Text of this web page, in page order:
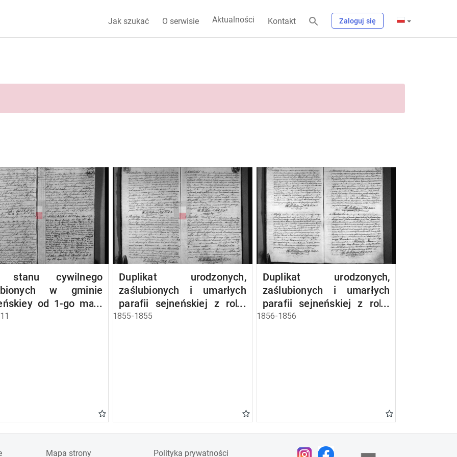
Jak szukać O serwisie Aktualności Kontakt Zaloguj się
stanu cywilnego
w gminie
od 1-go maja
Duplikat urodzonych,
zaślubionych i umarłych
parafii sejneńskiej z roku
1855
1855-1855
Duplikat urodzonych,
zaślubionych i umarłych
parafii sejneńskiej z roku
1856
1856-1856
Mapa strony Polityka prywatności